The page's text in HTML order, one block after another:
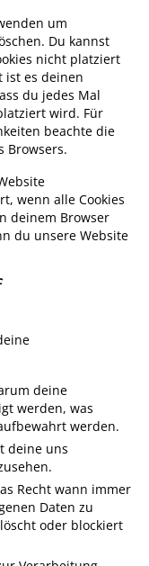
um
Du kannst
nicht platziert
ist es deinen
du jedes Mal
wird. Für
beachte die
Browsers.
wenn alle Cookies
deinem Browser
du unsere Website
deine
werden, was
werden.
deine uns
Recht wann immer
Daten zu
oder blockiert